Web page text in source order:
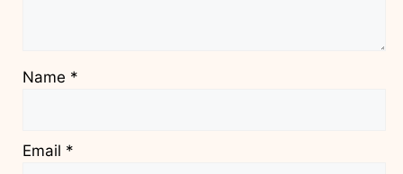
Name *
Email *